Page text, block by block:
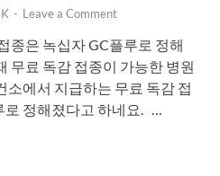
- Leave a Comment
종은 녹십자 GC플루로 정해
무료 독감 접종이 가능한 병원
소에서 지급하는 무료 독감 접
정해졌다고 하네요. …